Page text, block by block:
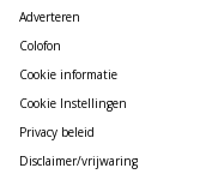
Adverteren
Colofon
Cookie informatie
Cookie Instellingen
Privacy beleid
Disclaimer/vrijwaring